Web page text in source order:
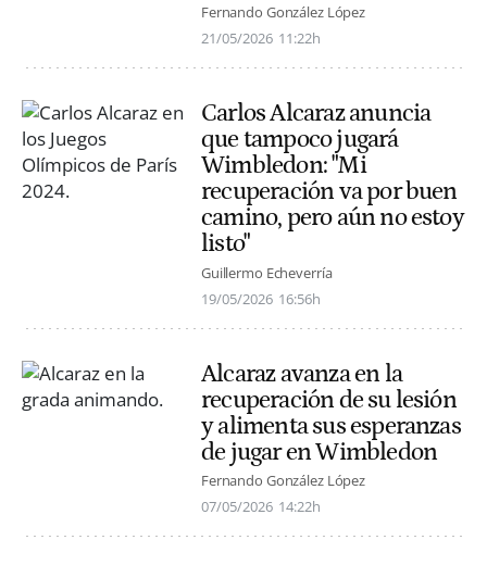
Fernando González López
21/05/2026 11:22h
Carlos Alcaraz anuncia
que tampoco jugará
Wimbledon: "Mi
recuperación va por buen
camino, pero aún no estoy
listo"
Guillermo Echeverría
19/05/2026 16:56h
Alcaraz avanza en la
recuperación de su lesión
y alimenta sus esperanzas
de jugar en Wimbledon
Fernando González López
07/05/2026 14:22h